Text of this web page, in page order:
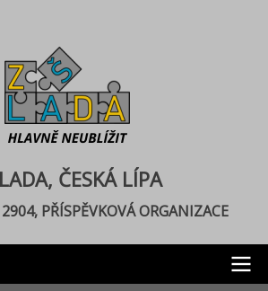
ČESKÁ LÍPA
PŘÍSPĚVKOVÁ ORGANIZACE